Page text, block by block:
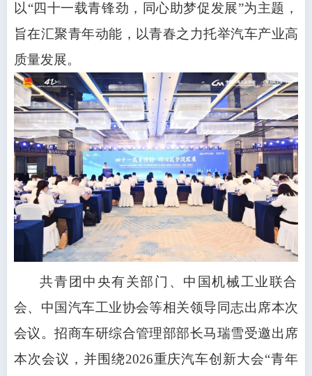
以“四十一载青锋劲，同心助梦促发展”为主题，
旨在汇聚青年动能，以青春之力托举汽车产业高
质量发展。
共青团中央有关部门、中国机械工业联合
会、中国汽车工业协会等相关领导同志出席本次
会议。招商车研综合管理部部长马瑞雪受邀出席
本次会议，并围绕2026重庆汽车创新大会“青年